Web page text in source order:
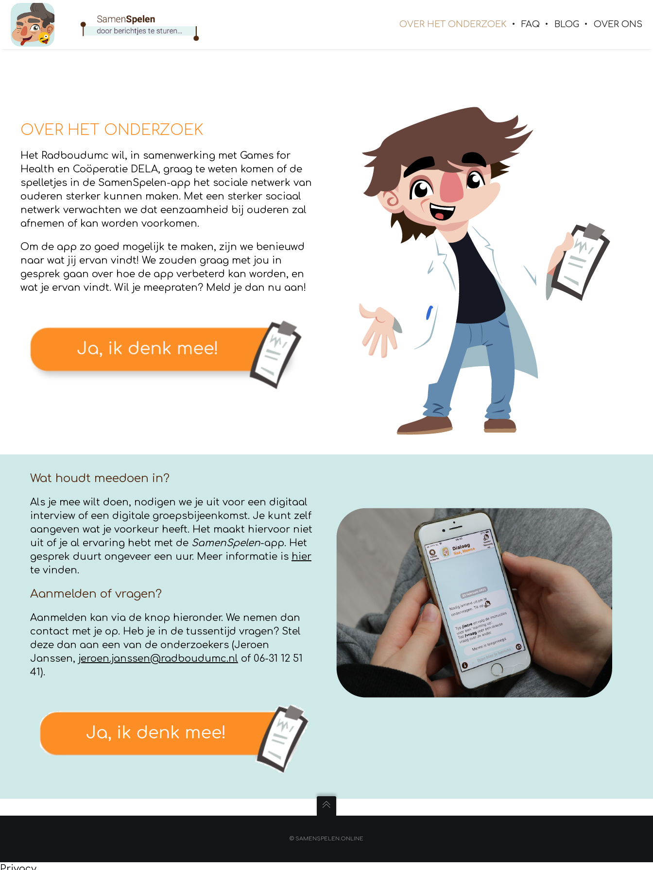
OVER HET ONDERZOEK FAQ BLOG OVER ONS
OVER HET ONDERZOEK
Het Radboudumc wil, in samenwerking met Games for
Health en Coöperatie DELA, graag te weten komen of de
spelletjes in de SamenSpelen-app het sociale netwerk van
ouderen sterker kunnen maken. Met een sterker sociaal
netwerk verwachten we dat eenzaamheid bij ouderen zal
afnemen of kan worden voorkomen.
Om de app zo goed mogelijk te maken, zijn we benieuwd
naar wat jij ervan vindt! We zouden graag met jou in
gesprek gaan over hoe de app verbeterd kan worden, en
wat je ervan vindt. Wil je meepraten? Meld je dan nu aan!
Wat houdt meedoen in?
Als je mee wilt doen, nodigen we je uit voor een digitaal
interview of een digitale groepsbijeenkomst. Je kunt zelf
aangeven wat je voorkeur heeft. Het maakt hiervoor niet
uit of je al ervaring hebt met de SamenSpelen-app. Het
gesprek duurt ongeveer een uur. Meer informatie is hier
te vinden.
Aanmelden of vragen?
Aanmelden kan via de knop hieronder. We nemen dan
contact met je op. Heb je in de tussentijd vragen? Stel
deze dan aan een van de onderzoekers (Jeroen
Janssen, jeroen.janssen@radboudumc.nl of 06-31 12 51
41).
© SAMENSPELEN.ONLINE